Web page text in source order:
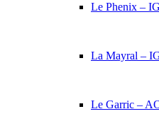
Le Phenix –
La Mayral –
Le Garric –